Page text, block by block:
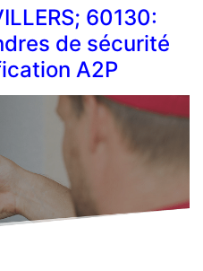
60130:
de sécurité
A2P